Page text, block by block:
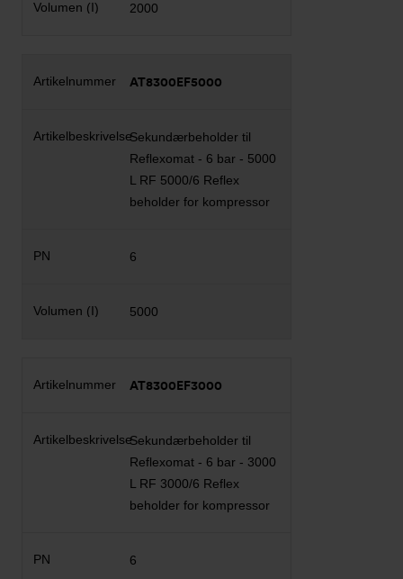
2000
AT8300EF5000
Sekundærbeholder til
Reflexomat - 6 bar - 5000
L RF 5000/6 Reflex
beholder for kompressor
6
5000
AT8300EF3000
Sekundærbeholder til
Reflexomat - 6 bar - 3000
L RF 3000/6 Reflex
beholder for kompressor
6